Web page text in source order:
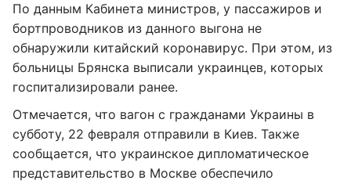
По данным Кабинета министров, у пассажиров и
бортпроводников из данного выгона не
обнаружили китайский коронавирус. При этом, из
больницы Брянска выписали украинцев, которых
госпитализировали ранее.
Отмечается, что вагон с гражданами Украины в
субботу, 22 февраля отправили в Киев. Также
сообщается, что украинское дипломатическое
представительство в Москве обеспечило